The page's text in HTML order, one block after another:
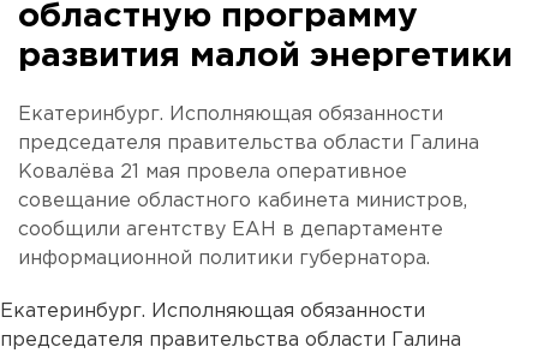
областную программу
развития малой энергетики
Екатеринбург. Исполняющая обязанности
председателя правительства области Галина
Ковалёва 21 мая провела оперативное
совещание областного кабинета министров,
сообщили агентству ЕАН в департаменте
информационной политики губернатора.
Екатеринбург. Исполняющая обязанности
председателя правительства области Галина